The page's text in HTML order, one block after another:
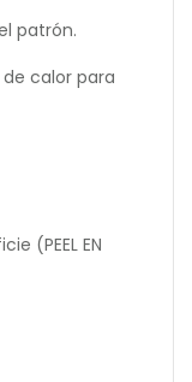
patrón.
calor para
(PEEL EN